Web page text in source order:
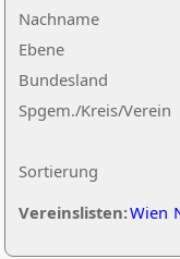
Nachname
Ebene
Sortierung
Bundesland
Spgem./Kreis/Verein
Vereinslisten:Wien